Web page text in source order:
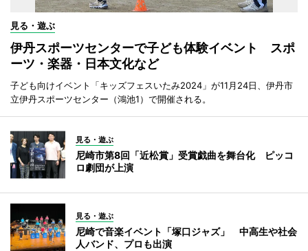
見る・遊ぶ
伊丹スポーツセンターで子ども体験イベント スポ
ーツ・楽器・日本文化など
子ども向けイベント「キッズフェスいたみ2024」が11月24日、伊丹市
立伊丹スポーツセンター（鴻池1）で開催される。
見る・遊ぶ
尼崎市第8回「近松賞」受賞戯曲を舞台化 ピッコ
ロ劇団が上演
見る・遊ぶ
尼崎で音楽イベント「塚口ジャズ」 中高生や社会
人バンド、プロも出演